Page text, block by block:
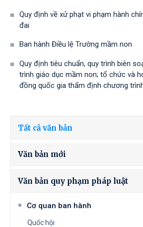
Quy định về xử phạt vi phạm hành
đai
Ban hành Điều lệ Trường mầm non
Quy định tiêu chuẩn, quy trình biên
trình giáo dục mầm non; tổ chức và
đồng quốc gia thẩm định chương
Tất cả văn bản
Văn bản mới
Văn bản quy phạm pháp luật
Cơ quan ban hành
Quốc hội